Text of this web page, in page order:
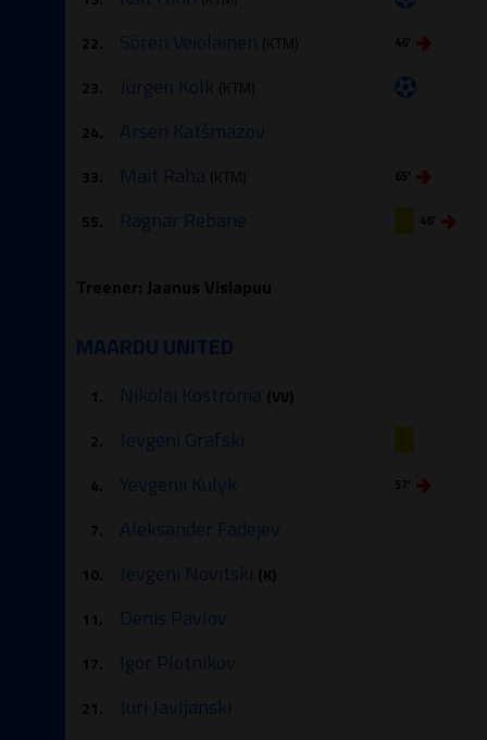
22.
46′
Sören Veiolainen (KTM)
23.
Jürgen Kolk (KTM)
24.
Arsen Katšmazov
33. 65′
Mait Raha (KTM)
55.
46′
Ragnar Rebane
Treener: Jaanus Vislapuu
MAARDU UNITED
1. Nikolai Kostroma (VV)
2.
Jevgeni Grafski
4. 57′
Yevgenii Kulyk
7. Aleksander Fadejev
10. Jevgeni Novitski (K)
11.
Denis Pavlov
17. Igor Plotnikov
21. Juri Javljanski